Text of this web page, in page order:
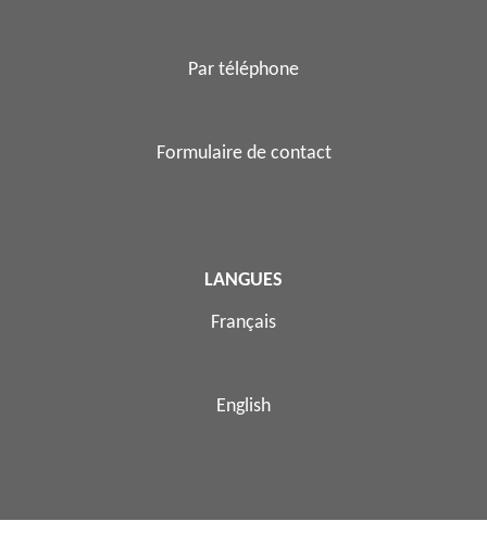
Par téléphone
Formulaire de contact
LANGUES
Français
English